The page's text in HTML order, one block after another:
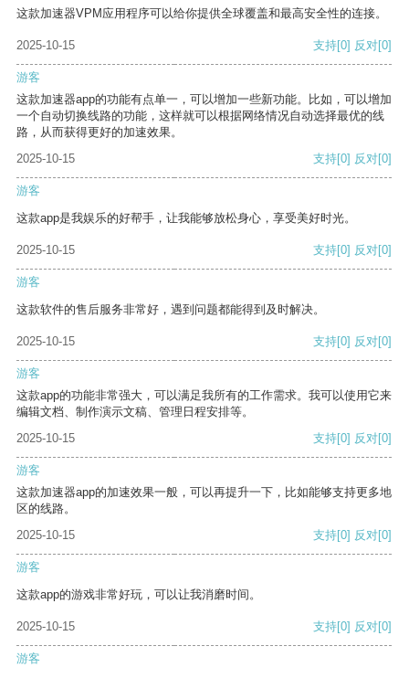
这款加速器VPM应用程序可以给你提供全球覆盖和最高安全性的连接。
2025-10-15 支持[0] 反对[0]
游客
这款加速器app的功能有点单一，可以增加一些新功能。比如，可以增加
一个自动切换线路的功能，这样就可以根据网络情况自动选择最优的线
路，从而获得更好的加速效果。
2025-10-15
支持[0] 反对[0]
游客
这款app是我娱乐的好帮手，让我能够放松身心，享受美好时光。
2025-10-15 支持[0] 反对[0]
游客
这款软件的售后服务非常好，遇到问题都能得到及时解决。
2025-10-15 支持[0] 反对[0]
游客
这款app的功能非常强大，可以满足我所有的工作需求。我可以使用它来
编辑文档、制作演示文稿、管理日程安排等。
2025-10-15
支持[0] 反对[0]
游客
这款加速器app的加速效果一般，可以再提升一下，比如能够支持更多地
区的线路。
2025-10-15
支持[0] 反对[0]
游客
这款app的游戏非常好玩，可以让我消磨时间。
2025-10-15 支持[0] 反对[0]
游客